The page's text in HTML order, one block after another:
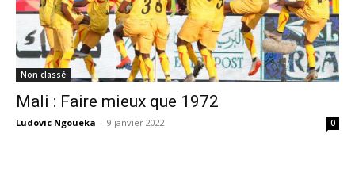
Non classé
Mali : Faire mieux que 1972
Ludovic Ngoueka - 9 janvier 2022 0